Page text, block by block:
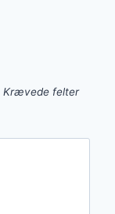
Krævede felter